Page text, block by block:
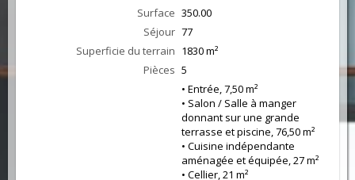
Surface 350.00
Séjour 77
Superficie du terrain 1830 m²
Pièces 5
• Entrée, 7,50 m²
• Salon / Salle à manger
donnant sur une grande
terrasse et piscine, 76,50 m²
• Cuisine indépendante
aménagée et équipée, 27 m²
• Cellier, 21 m²